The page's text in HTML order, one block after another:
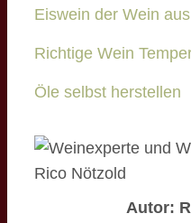
Eiswein der Wein
Richtige Wein
Öle selbst herstellen
Autor: